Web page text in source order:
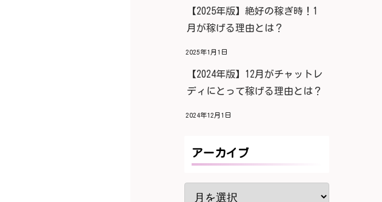
【2025年版】絶好の稼ぎ時！1
月が稼げる理由とは？
2025年1月1日
【2024年版】12月がチャットレ
ディにとって稼げる理由とは？
2024年12月1日
アーカイブ